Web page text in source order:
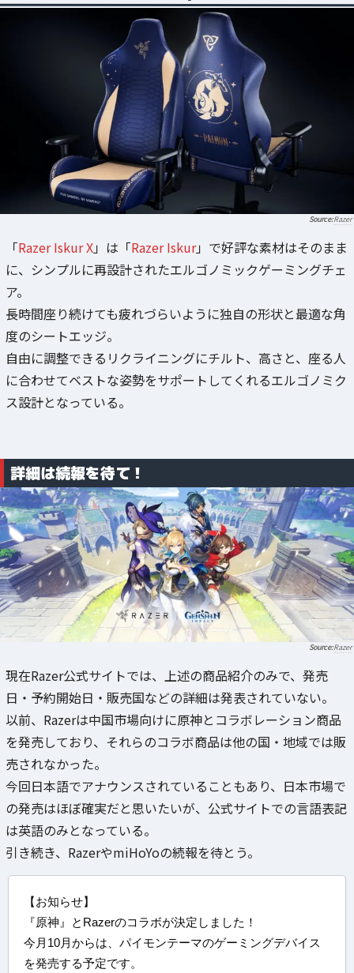
Razer
「Razer Iskur X」は「Razer Iskur」で好評な素材はそのまま
に、シンプルに再設計されたエルゴノミックゲーミングチェ
ア。
長時間座り続けても疲れづらいように独自の形状と最適な角
度のシートエッジ。
自由に調整できるリクライニングにチルト、高さと、座る人
に合わせてベストな姿勢をサポートしてくれるエルゴノミク
ス設計となっている。
詳細は続報を待て！
Razer
現在Razer公式サイトでは、上述の商品紹介のみで、発売
日・予約開始日・販売国などの詳細は発表されていない。
以前、Razerは中国市場向けに原神とコラボレーション商品
を発売しており、それらのコラボ商品は他の国・地域では販
売されなかった。
今回日本語でアナウンスされていることもあり、日本市場で
の発売はほぼ確実だと思いたいが、公式サイトでの言語表記
は英語のみとなっている。
引き続き、RazerやmiHoYoの続報を待とう。
【お知らせ】
『原神』とRazerのコラボが決定しました！
今月10月からは、パイモンテーマのゲーミングデバイス
を発売する予定です。